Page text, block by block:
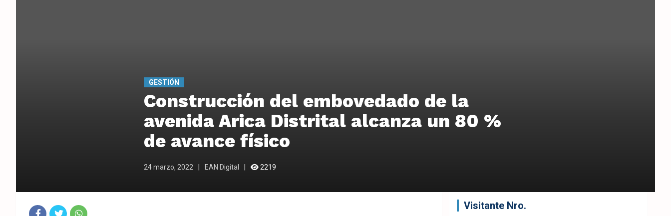
GESTIÓN
Construcción del embovedado de la
avenida Arica Distrital alcanza un 80 %
de avance físico
24 marzo, 2022 EAN Digital 2219
Visitante Nro.